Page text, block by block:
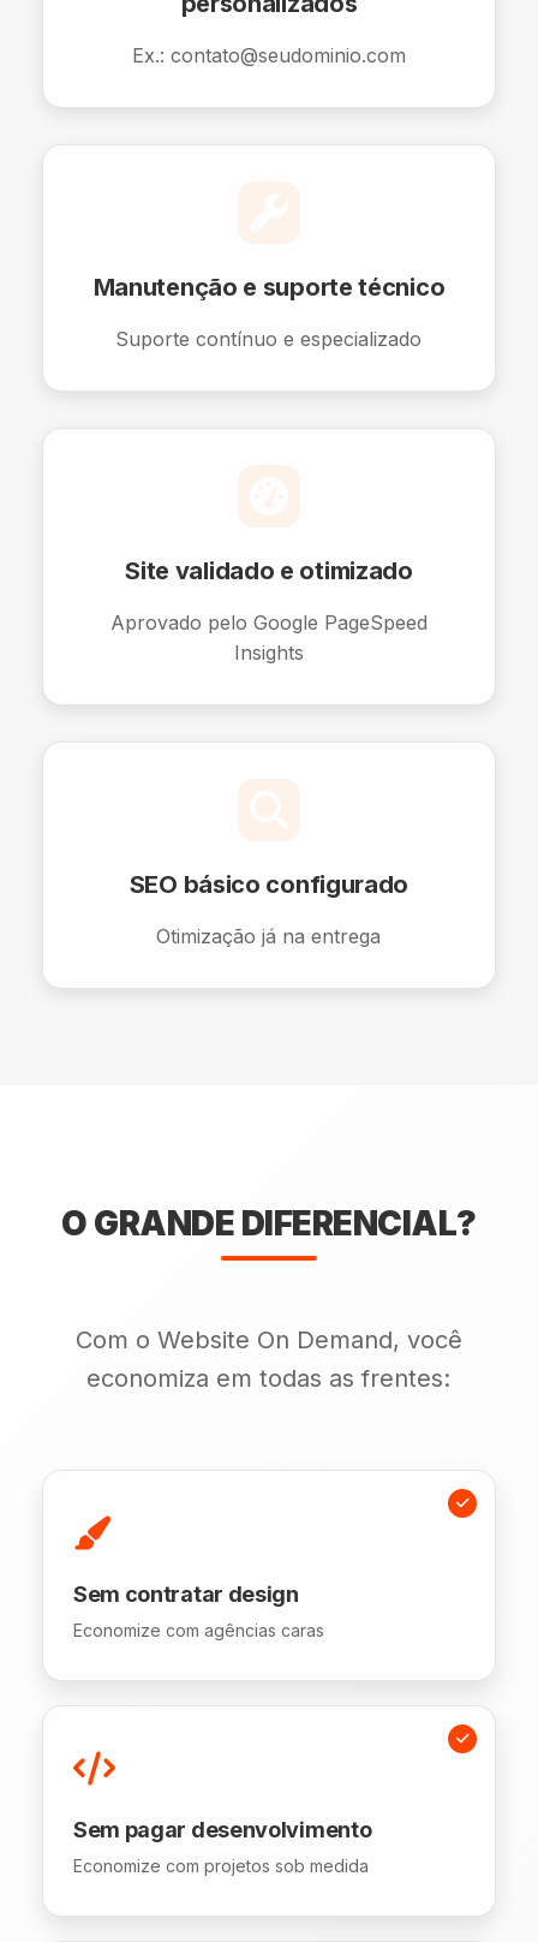
Ex.: contato@seudominio.com
Manutenção e suporte técnico
Suporte contínuo e especializado
Site validado e otimizado
Aprovado pelo Google PageSpeed
Insights
SEO básico configurado
Otimização já na entrega
O GRANDE DIFERENCIAL?
Com o Website On Demand, você
economiza em todas as frentes:
Sem contratar design
Economize com agências caras
Sem pagar desenvolvimento
Economize com projetos sob medida